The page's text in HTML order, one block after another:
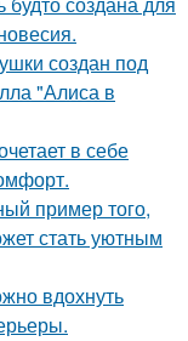
создан под
"Алиса в
в себе
пример того,
стать уютным
вдохнуть